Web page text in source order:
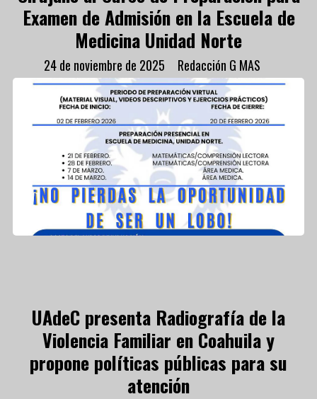
Examen de Admisión en la Escuela de
Medicina Unidad Norte
Redacción G MAS
24 de noviembre de 2025
UAdeC presenta Radiografía de la
Violencia Familiar en Coahuila y
propone políticas públicas para su
atención